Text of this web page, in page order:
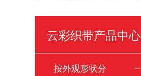
云彩织带产品中心
按外观形状分